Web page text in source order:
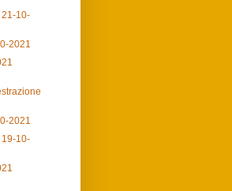
10-
2021
2021
10-